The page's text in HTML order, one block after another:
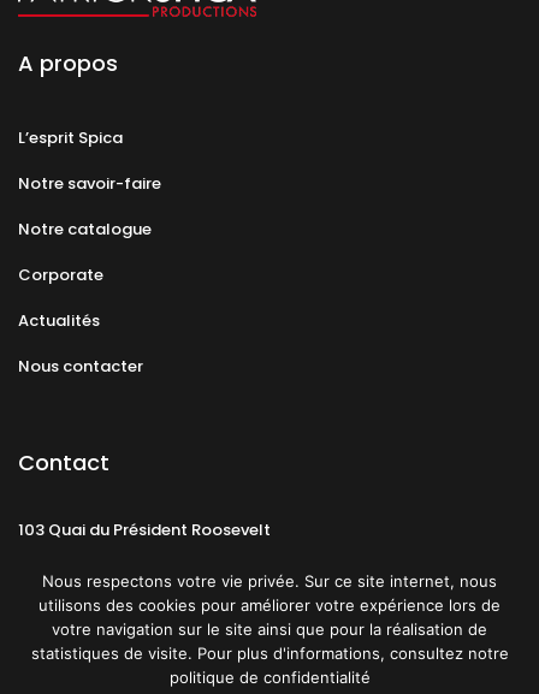
A propos
L’esprit Spica
Notre savoir-faire
Notre catalogue
Corporate
Actualités
Nous contacter
Contact
103 Quai du Président Roosevelt
Nous respectons votre vie privée. Sur ce site internet, nous
utilisons des cookies pour améliorer votre expérience lors de
votre navigation sur le site ainsi que pour la réalisation de
statistiques de visite. Pour plus d'informations, consultez notre
politique de confidentialité